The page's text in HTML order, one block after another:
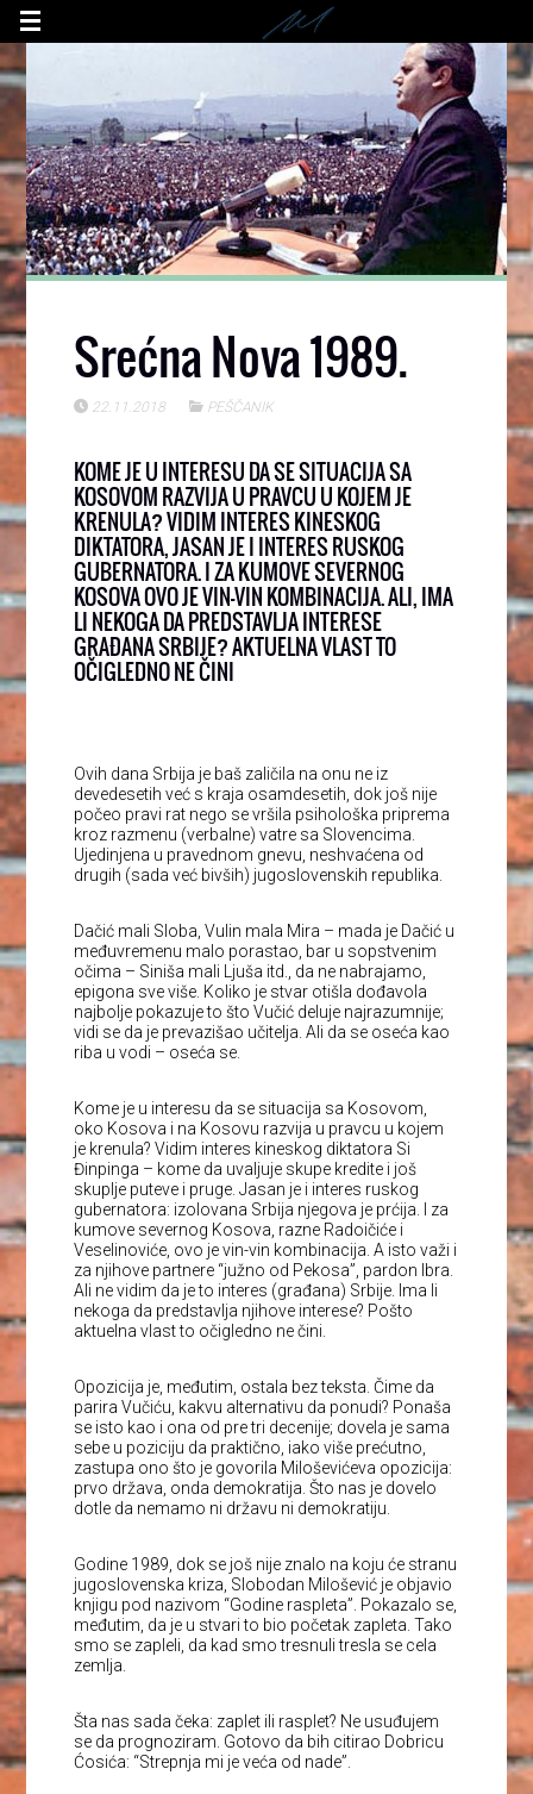
Srećna Nova 1989.
22.11.2018 PEŠČANIK
KOME JE U INTERESU DA SE SITUACIJA SA
KOSOVOM RAZVIJA U PRAVCU U KOJEM JE
KRENULA? VIDIM INTERES KINESKOG
DIKTATORA, JASAN JE I INTERES RUSKOG
GUBERNATORA. I ZA KUMOVE SEVERNOG
KOSOVA OVO JE VIN-VIN KOMBINACIJA. ALI, IMA
LI NEKOGA DA PREDSTAVLJA INTERESE
GRAĐANA SRBIJE? AKTUELNA VLAST TO
OČIGLEDNO NE ČINI
Ovih dana Srbija je baš zaličila na onu ne iz
devedesetih već s kraja osamdesetih, dok još nije
počeo pravi rat nego se vršila psihološka priprema
kroz razmenu (verbalne) vatre sa Slovencima.
Ujedinjena u pravednom gnevu, neshvaćena od
drugih (sada već bivših) jugoslovenskih republika.
Dačić mali Sloba, Vulin mala Mira – mada je Dačić u
međuvremenu malo porastao, bar u sopstvenim
očima – Siniša mali Ljuša itd., da ne nabrajamo,
epigona sve više. Koliko je stvar otišla dođavola
najbolje pokazuje to što Vučić deluje najrazumnije;
vidi se da je prevazišao učitelja. Ali da se oseća kao
riba u vodi – oseća se.
Kome je u interesu da se situacija sa Kosovom,
oko Kosova i na Kosovu razvija u pravcu u kojem
je krenula? Vidim interes kineskog diktatora Si
Đinpinga – kome da uvaljuje skupe kredite i još
skuplje puteve i pruge. Jasan je i interes ruskog
gubernatora: izolovana Srbija njegova je prćija. I za
kumove severnog Kosova, razne Radoičiće i
Veselinoviće, ovo je vin-vin kombinacija. A isto važi i
za njihove partnere “južno od Pekosa”, pardon Ibra.
Ali ne vidim da je to interes (građana) Srbije. Ima li
nekoga da predstavlja njihove interese? Pošto
aktuelna vlast to očigledno ne čini.
Opozicija je, međutim, ostala bez teksta. Čime da
parira Vučiću, kakvu alternativu da ponudi? Ponaša
se isto kao i ona od pre tri decenije; dovela je sama
sebe u poziciju da praktično, iako više prećutno,
zastupa ono što je govorila Miloševićeva opozicija:
prvo država, onda demokratija. Što nas je dovelo
dotle da nemamo ni državu ni demokratiju.
Godine 1989, dok se još nije znalo na koju će stranu
jugoslovenska kriza, Slobodan Milošević je objavio
knjigu pod nazivom “Godine raspleta”. Pokazalo se,
međutim, da je u stvari to bio početak zapleta. Tako
smo se zapleli, da kad smo tresnuli tresla se cela
zemlja.
Šta nas sada čeka: zaplet ili rasplet? Ne usuđujem
se da prognoziram. Gotovo da bih citirao Dobricu
Ćosića: “Strepnja mi je veća od nade”.